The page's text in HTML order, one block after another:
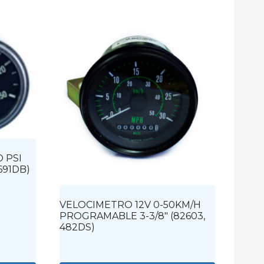
PSI
VELOCIMETRO 12V 0-50KM/H
PROGRAMABLE 3-3/8″ (82603,
482DS)